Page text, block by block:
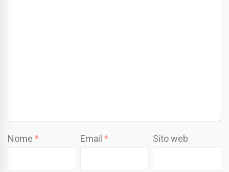
Nome * Email* Sito web